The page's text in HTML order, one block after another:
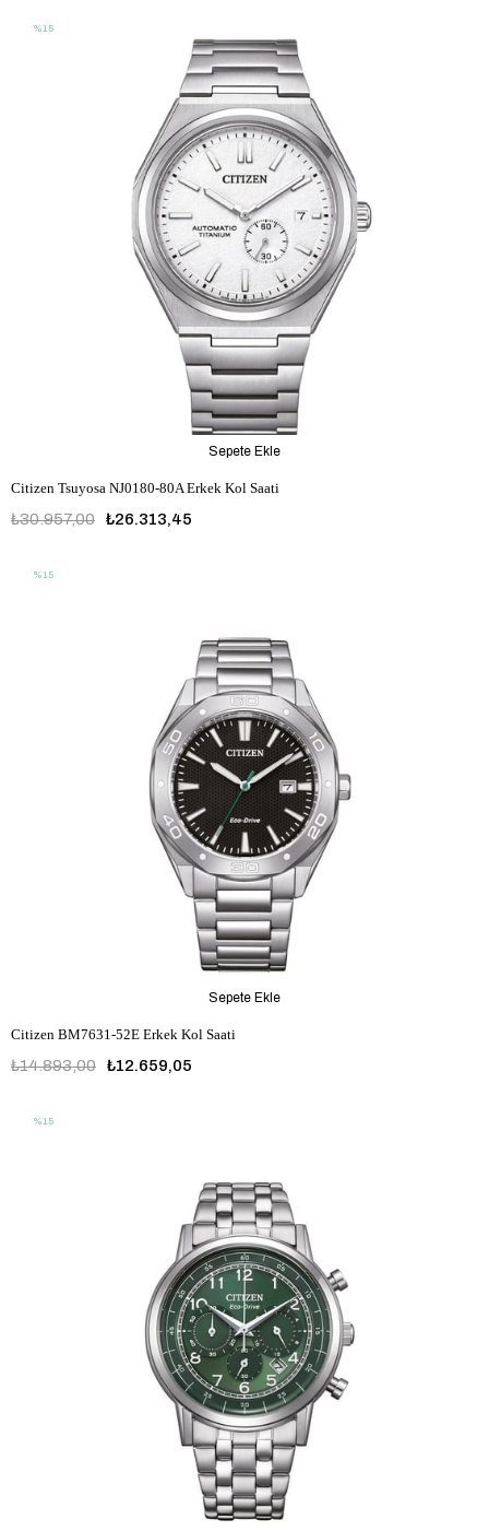
Citizen Tsuyosa NJ0180-80A Erkek Kol Saati
₺26.313,45
₺30.957,00
Sepete Ekle
%15
Citizen BM7631-52E Erkek Kol Saati
₺12.659,05
₺14.893,00
Sepete Ekle
%15
%15